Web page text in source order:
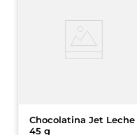
Chocolatina Jet Leche
45 g